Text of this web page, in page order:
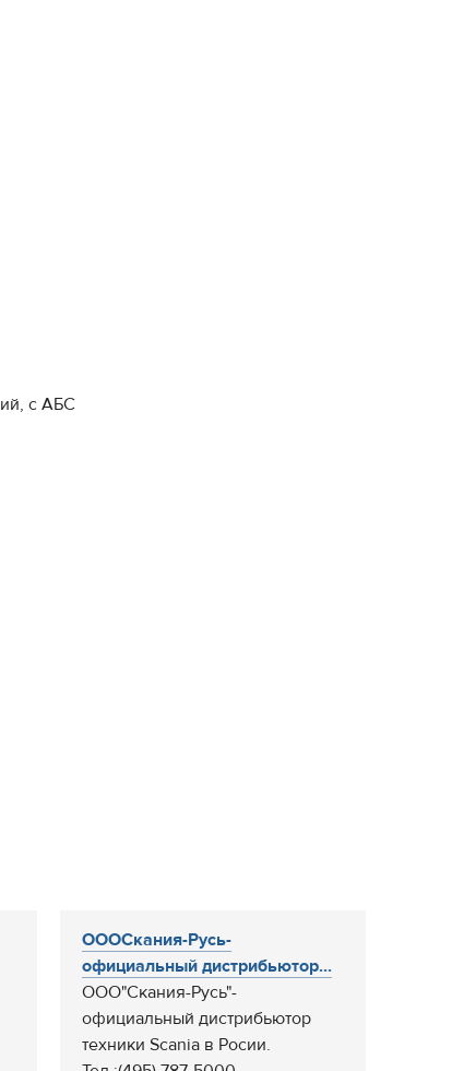
с АБС
ОООСкания-Русь-
официальный дистрибьютор...
ООО"Скания-Русь"-
официальный дистрибьютор
техники Scania в Росии.